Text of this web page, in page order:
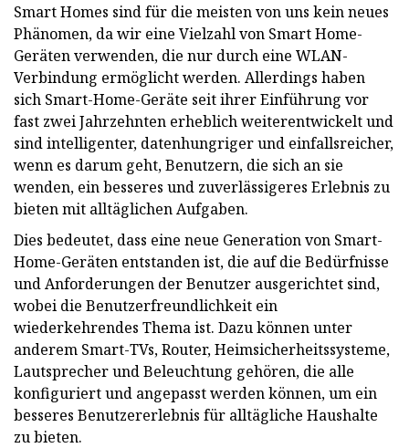
Smart Homes sind für die meisten von uns kein neues
Phänomen, da wir eine Vielzahl von Smart Home-
Geräten verwenden, die nur durch eine WLAN-
Verbindung ermöglicht werden. Allerdings haben
sich Smart-Home-Geräte seit ihrer Einführung vor
fast zwei Jahrzehnten erheblich weiterentwickelt und
sind intelligenter, datenhungriger und einfallsreicher,
wenn es darum geht, Benutzern, die sich an sie
wenden, ein besseres und zuverlässigeres Erlebnis zu
bieten mit alltäglichen Aufgaben.
Dies bedeutet, dass eine neue Generation von Smart-
Home-Geräten entstanden ist, die auf die Bedürfnisse
und Anforderungen der Benutzer ausgerichtet sind,
wobei die Benutzerfreundlichkeit ein
wiederkehrendes Thema ist. Dazu können unter
anderem Smart-TVs, Router, Heimsicherheitssysteme,
Lautsprecher und Beleuchtung gehören, die alle
konfiguriert und angepasst werden können, um ein
besseres Benutzererlebnis für alltägliche Haushalte
zu bieten.